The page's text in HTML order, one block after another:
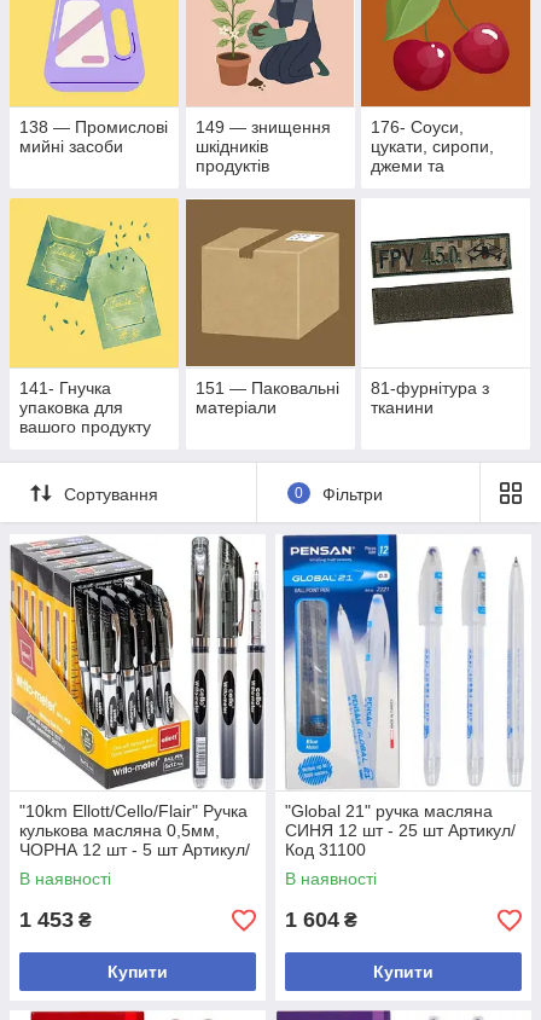
138 — Промислові
мийні засоби
149 — знищення
шкідників
продуктів
походження
176- Соуси,
цукати, сиропи,
джеми та
141- Гнучка
упаковка для
вашого продукту
151 — Паковальні
матеріали
81-фурнітура з
тканини
Сортування 0 Фільтри
"10km Ellott/Cello/Flair" Ручка
кулькова масляна 0,5мм,
ЧОРНА 12 шт - 5 шт Артикул/
Код 562
В наявності
1 453 ₴
Купити
"Global 21" ручка масляна
СИНЯ 12 шт - 25 шт Артикул/
Код 31100
В наявності
1 604 ₴
Купити